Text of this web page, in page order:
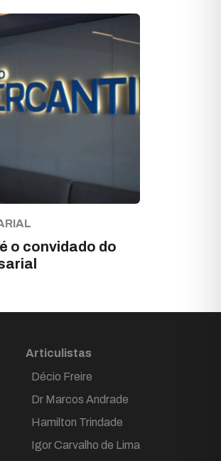
o convidado do
Articulistas
Décio Freire
Dr Marcos Andrade
Hamilton Trindade
Igor Carvalho de Lima